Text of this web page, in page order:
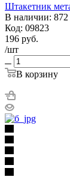
Штакетник
В наличии: 872
Код: 09823
196 руб.
/шт
В корзину